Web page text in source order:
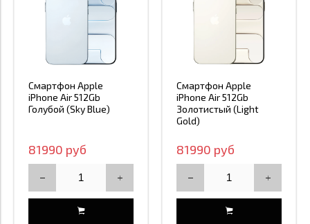
Смартфон Apple
iPhone Air 512Gb
Голубой (Sky Blue)
81990 руб
Смартфон Apple
iPhone Air 512Gb
Золотистый (Light
Gold)
81990 руб